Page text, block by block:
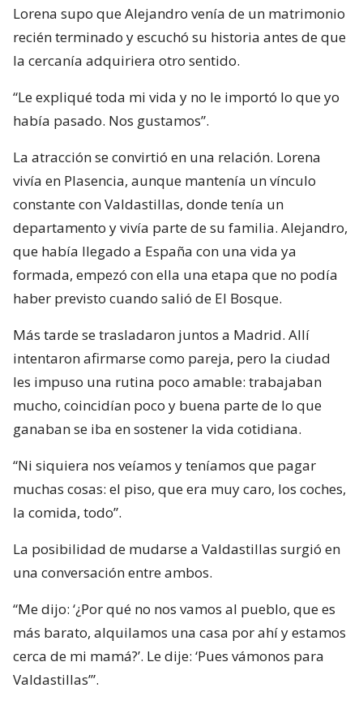
Lorena supo que Alejandro venía de un matrimonio
recién terminado y escuchó su historia antes de que
la cercanía adquiriera otro sentido.
“Le expliqué toda mi vida y no le importó lo que yo
había pasado. Nos gustamos”.
La atracción se convirtió en una relación. Lorena
vivía en Plasencia, aunque mantenía un vínculo
constante con Valdastillas, donde tenía un
departamento y vivía parte de su familia. Alejandro,
que había llegado a España con una vida ya
formada, empezó con ella una etapa que no podía
haber previsto cuando salió de El Bosque.
Más tarde se trasladaron juntos a Madrid. Allí
intentaron afirmarse como pareja, pero la ciudad
les impuso una rutina poco amable: trabajaban
mucho, coincidían poco y buena parte de lo que
ganaban se iba en sostener la vida cotidiana.
“Ni siquiera nos veíamos y teníamos que pagar
muchas cosas: el piso, que era muy caro, los coches,
la comida, todo”.
La posibilidad de mudarse a Valdastillas surgió en
una conversación entre ambos.
“Me dijo: ‘¿Por qué no nos vamos al pueblo, que es
más barato, alquilamos una casa por ahí y estamos
cerca de mi mamá?’. Le dije: ‘Pues vámonos para
Valdastillas’”.